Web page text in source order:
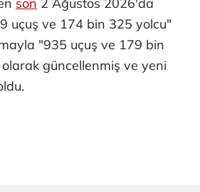
uçuş ve 174 bin 325 yolcu"
"935 uçuş ve 179 bin
olarak güncellenmiş ve yeni